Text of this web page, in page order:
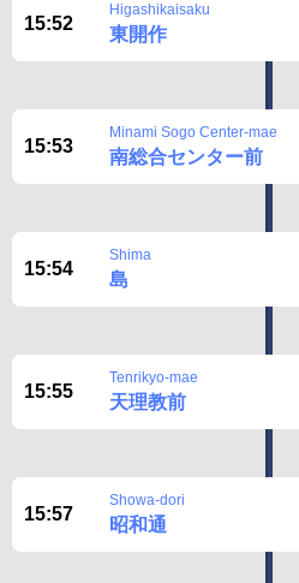
15:52
Higashikaisaku
東開作
15:53
Minami Sogo Center-mae
南総合センター前
15:54
Shima
島
15:55
Tenrikyo-mae
天理教前
15:57
Showa-dori
昭和通